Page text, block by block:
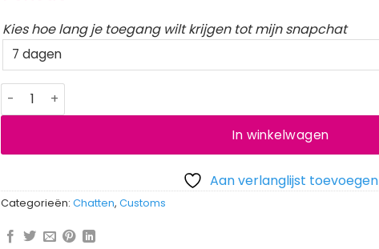
Kies hoe lang je toegang wilt krijgen tot mijn snapchat
Snapchat aantal
In winkelwagen
Aan verlanglijst toevoegen
Categorieën: Chatten, Customs